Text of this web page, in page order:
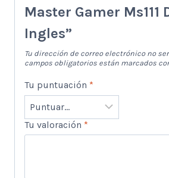
Master Gamer Ms111
Ingles”
Tu dirección de correo electrónico no
campos obligatorios están marcados
Tu puntuación *
Tu valoración *